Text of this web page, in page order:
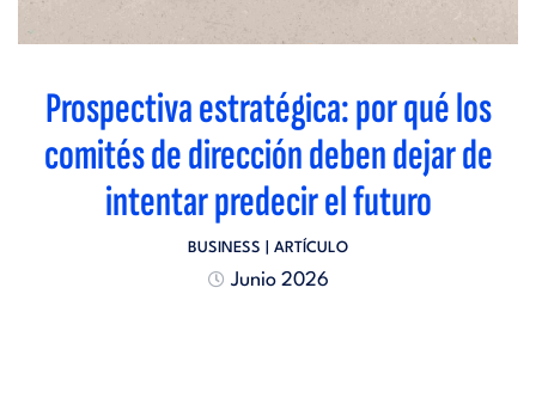
Prospectiva estratégica: por qué los
comités de dirección deben dejar de
intentar predecir el futuro
BUSINESS | ARTÍCULO
Junio 2026